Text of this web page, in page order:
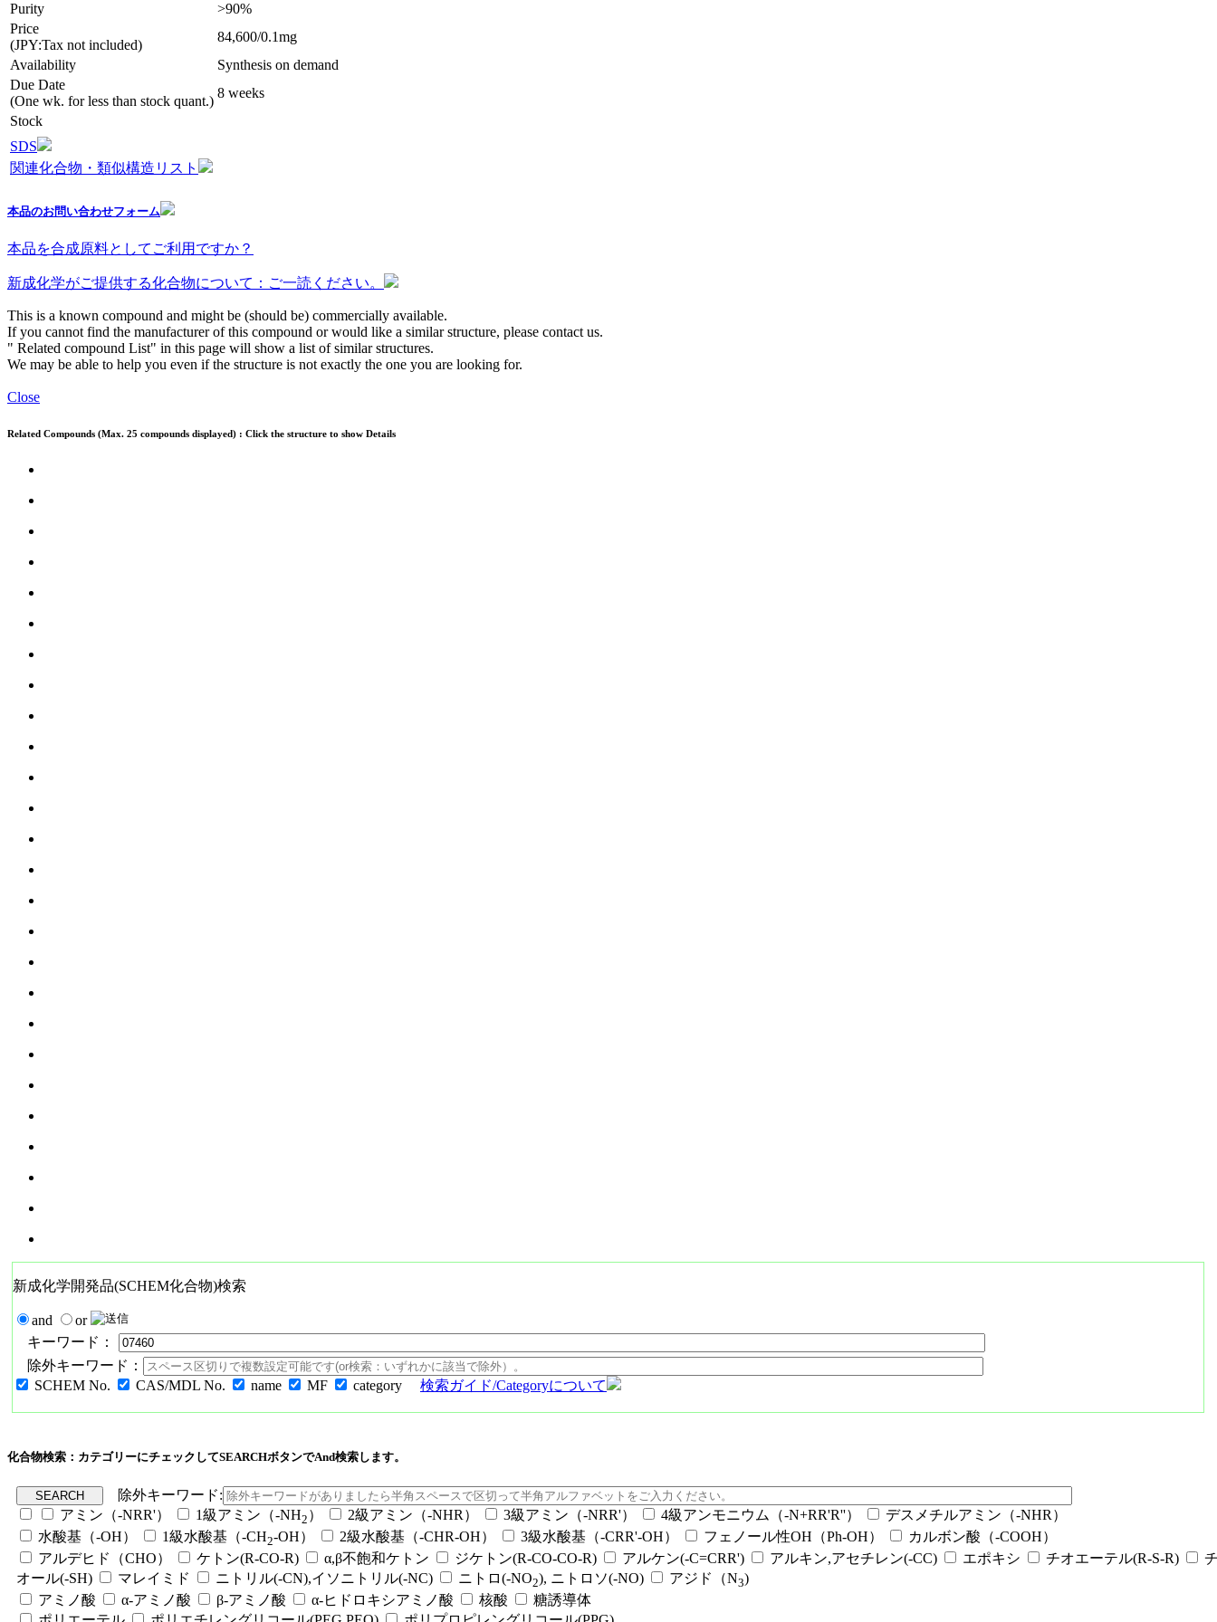
Purity
>90%
Price
(JPY:Tax not included)
84,600/0.1mg
Availability
Synthesis on demand
Due Date
(One wk. for less than stock quant.)
8 weeks
Stock
SDS
関連化合物・類似構造リスト
本品のお問い合わせフォーム
本品を合成原料としてご利用ですか？
新成化学がご提供する化合物について：ご一読ください。
This is a known compound and might be (should be) commercially available.
If you cannot find the manufacturer of this compound or would like a similar structure, please contact us.
" Related compound List" in this page will show a list of similar structures.
We may be able to help you even if the structure is not exactly the one you are looking for.
Close
Related Compounds (Max. 25 compounds displayed) : Click the structure to show Details
新成化学開発品(SCHEM化合物)検索
and
or
キーワード：
除外キーワード：
SCHEM No.
CAS/MDL No. name MF category 検索ガイド/Categoryについて
化合物検索：カテゴリーにチェックしてSEARCHボタンでAnd検索します。
除外キーワード:
アミン（-NRR'）
1級アミン（-NH2 ） 2級アミン（-NHR） 3級アミン（-NRR'） 4級アンモニウム（-N+RR'R''）
デスメチルアミン（-NHR）
水酸基（-OH）
1級水酸基（-CH2-OH） 2級水酸基（-CHR-OH） 3級水酸基（-CRR'-OH） フェノール性OH（Ph-OH）
カルボン酸（-COOH）
アルデヒド（CHO）
ケトン(R-CO-R) α,β不飽和ケトン ジケトン(R-CO-CO-R) アルケン(-C=CRR') アルキン,アセチレン(-CC) エポキシ チオエーテル(R-S-R)
オール(-SH)
マレイミド ニトリル(-CN),イソニトリル(-NC) ニトロ(-NO2), ニトロソ(-NO) アジド（N3)
アミノ酸
α-アミノ酸 β-アミノ酸 α-ヒドロキシアミノ酸 核酸
糖誘導体